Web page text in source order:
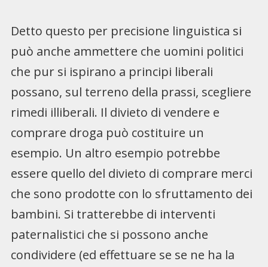
Detto questo per precisione linguistica si
può anche ammettere che uomini politici
che pur si ispirano a principi liberali
possano, sul terreno della prassi, scegliere
rimedi illiberali. Il divieto di vendere e
comprare droga può costituire un
esempio. Un altro esempio potrebbe
essere quello del divieto di comprare merci
che sono prodotte con lo sfruttamento dei
bambini. Si tratterebbe di interventi
paternalistici che si possono anche
condividere (ed effettuare se se ne ha la